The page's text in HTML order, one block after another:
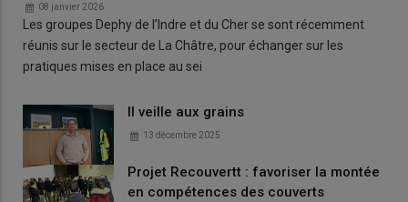
08 janvier 2026
Les groupes Dephy de l’Indre et du Cher se sont récemment
réunis sur le secteur de La Châtre, pour échanger sur les
pratiques mises en place au sei
Il veille aux grains
13 décembre 2025
Projet Recouvertt : favoriser la montée
en compétences des couverts